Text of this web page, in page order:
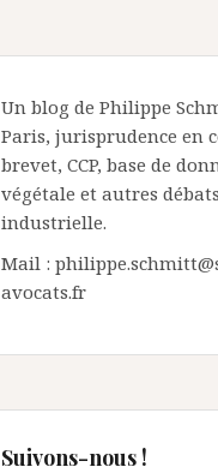
Un blog de Philippe
Paris, jurisprudence en
brevet, CCP, base de
végétale et autres
industrielle.
Mail :
avocats.fr
Suivons-nous !